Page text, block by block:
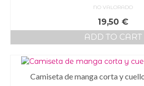
NO VALORADO
19,50 €
ADD TO CART
Camiseta de manga corta y